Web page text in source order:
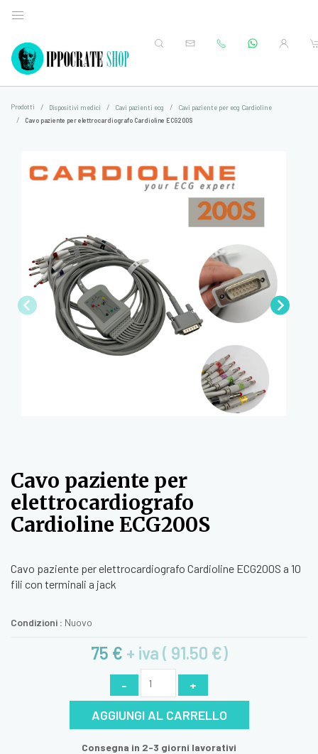
Prodotti Dispositivi medici Cavi pazienti ecg
Cavi paziente per ecg Cardioline
Cavo paziente per elettrocardiografo Cardioline ECG200S
Cavo paziente per
elettrocardiografo
Cardioline ECG200S
Cavo paziente per elettrocardiografo Cardioline ECG200S a 10
fili con terminali a jack
Condizioni : Nuovo
75 € + iva ( 91.50 €)
-
+
AGGIUNGI AL CARRELLO
Consegna in 2-3 giorni lavorativi